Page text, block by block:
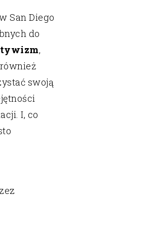
San Diego
do
,
swoją
I, co